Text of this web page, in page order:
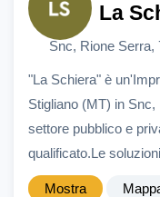
La
Snc, Rione Serra,
"La Schiera" è
Stigliano (MT) in
settore pubblico e
qualificato.Le
Mostra